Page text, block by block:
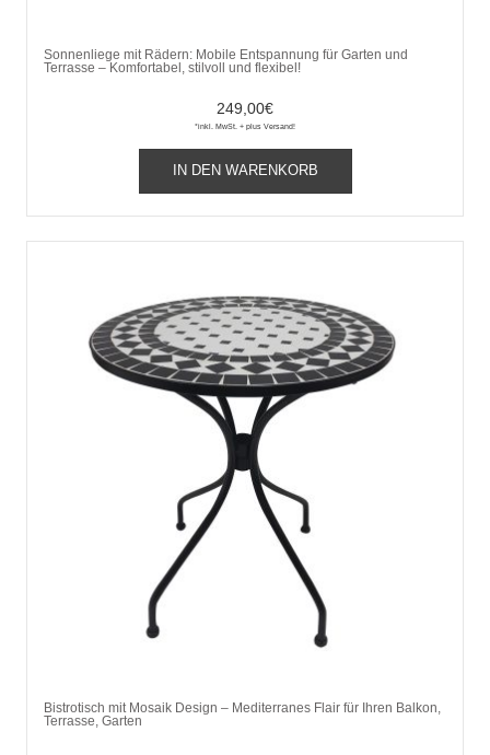
Sonnenliege mit Rädern: Mobile Entspannung für Garten und
Terrasse – Komfortabel, stilvoll und flexibel!
249,00€
*inkl. MwSt. + plus Versand!
IN DEN WARENKORB
Bistrotisch mit Mosaik Design – Mediterranes Flair für Ihren Balkon,
Terrasse, Garten